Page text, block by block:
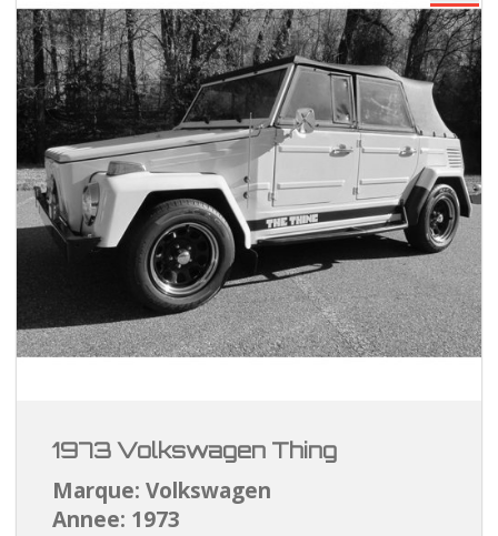
1973 Volkswagen Thing
Marque: Volkswagen
Annee: 1973